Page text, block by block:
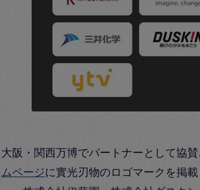
大阪・関西万博でパートナーとして協
ムページに實光刃物のロゴマークを掲